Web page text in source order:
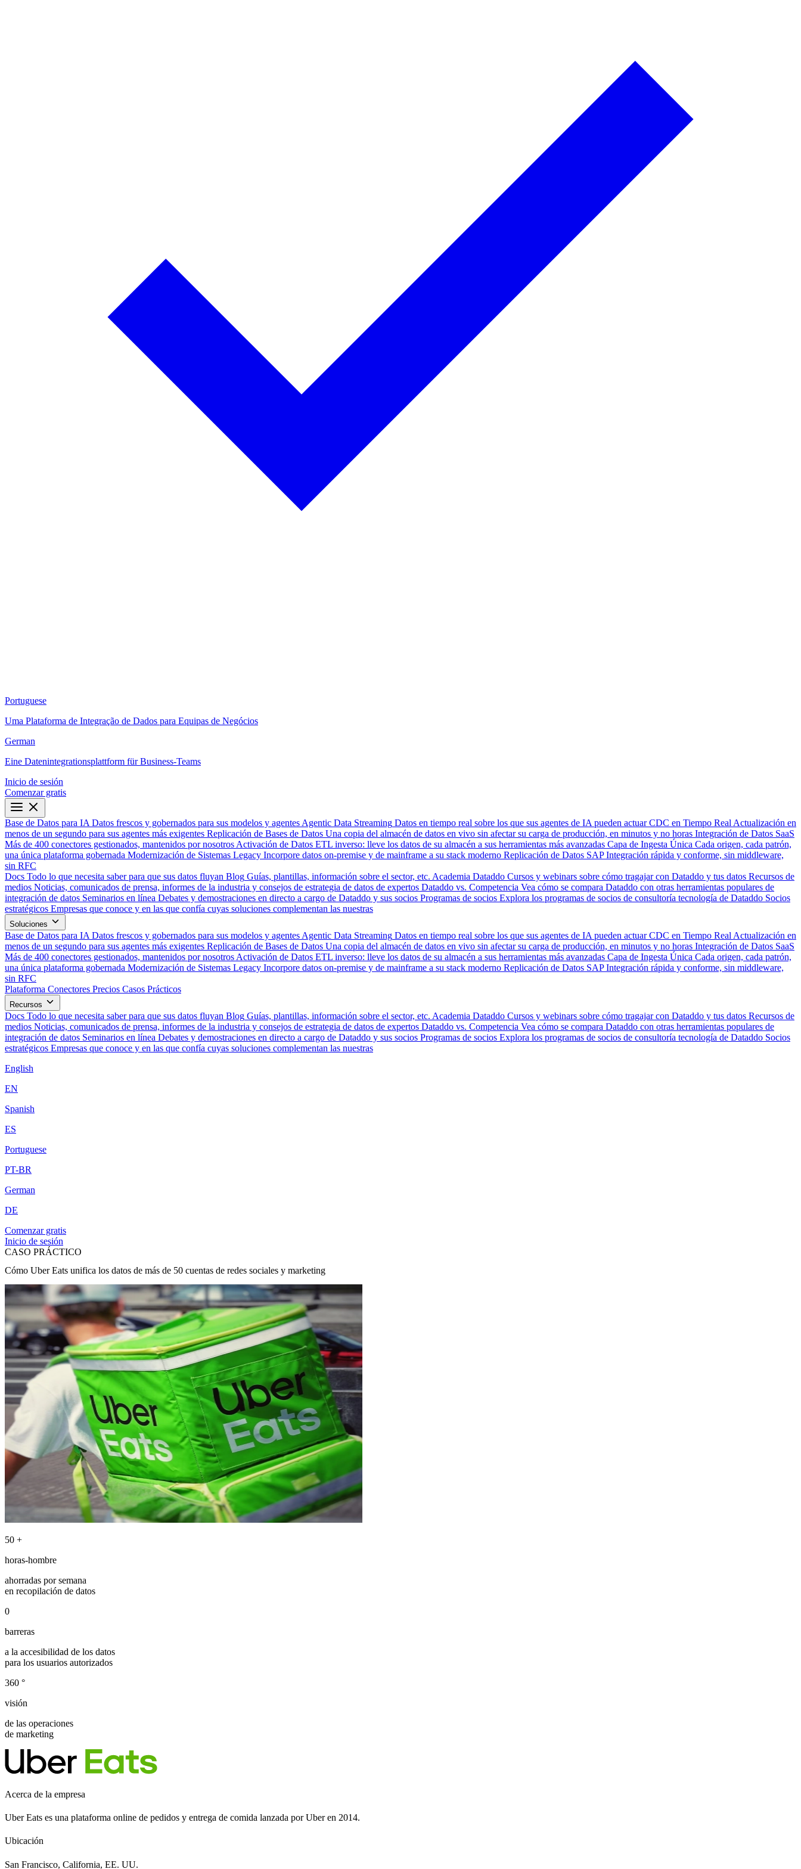
Portuguese
Uma Plataforma de Integração de Dados para Equipas de Negócios
German
Eine Datenintegrationsplattform für Business-Teams
Inicio de sesión
Comenzar gratis
Base de Datos para IA Datos frescos y gobernados para sus modelos y agentes Agentic Data Streaming Datos en tiempo real sobre los que sus agentes de IA pueden actuar CDC en Tiempo Real Actualización en
menos de un segundo para sus agentes más exigentes Replicación de Bases de Datos Una copia del almacén de datos en vivo sin afectar su carga de producción, en minutos y no horas Integración de Datos SaaS
Más de 400 conectores gestionados, mantenidos por nosotros Activación de Datos ETL inverso: lleve los datos de su almacén a sus herramientas más avanzadas Capa de Ingesta Única Cada origen, cada patrón,
una única plataforma gobernada Modernización de Sistemas Legacy Incorpore datos on-premise y de mainframe a su stack moderno Replicación de Datos SAP Integración rápida y conforme, sin middleware,
sin RFC
Docs Todo lo que necesita saber para que sus datos fluyan Blog Guías, plantillas, información sobre el sector, etc. Academia Dataddo Cursos y webinars sobre cómo tragajar con Dataddo y tus datos Recursos de
medios Noticias, comunicados de prensa, informes de la industria y consejos de estrategia de datos de expertos Dataddo vs. Competencia Vea cómo se compara Dataddo con otras herramientas populares de
integración de datos Seminarios en línea Debates y demostraciones en directo a cargo de Dataddo y sus socios Programas de socios Explora los programas de socios de consultoría tecnología de Dataddo Socios
estratégicos Empresas que conoce y en las que confía cuyas soluciones complementan las nuestras
Soluciones
Base de Datos para IA Datos frescos y gobernados para sus modelos y agentes Agentic Data Streaming Datos en tiempo real sobre los que sus agentes de IA pueden actuar CDC en Tiempo Real Actualización en
menos de un segundo para sus agentes más exigentes Replicación de Bases de Datos Una copia del almacén de datos en vivo sin afectar su carga de producción, en minutos y no horas Integración de Datos SaaS
Más de 400 conectores gestionados, mantenidos por nosotros Activación de Datos ETL inverso: lleve los datos de su almacén a sus herramientas más avanzadas Capa de Ingesta Única Cada origen, cada patrón,
una única plataforma gobernada Modernización de Sistemas Legacy Incorpore datos on-premise y de mainframe a su stack moderno Replicación de Datos SAP Integración rápida y conforme, sin middleware,
sin RFC
Plataforma Conectores Precios Casos Prácticos
Recursos
Docs Todo lo que necesita saber para que sus datos fluyan Blog Guías, plantillas, información sobre el sector, etc. Academia Dataddo Cursos y webinars sobre cómo tragajar con Dataddo y tus datos Recursos de
medios Noticias, comunicados de prensa, informes de la industria y consejos de estrategia de datos de expertos Dataddo vs. Competencia Vea cómo se compara Dataddo con otras herramientas populares de
integración de datos Seminarios en línea Debates y demostraciones en directo a cargo de Dataddo y sus socios Programas de socios Explora los programas de socios de consultoría tecnología de Dataddo Socios
estratégicos Empresas que conoce y en las que confía cuyas soluciones complementan las nuestras
English
EN
Spanish
ES
Portuguese
PT-BR
German
DE
Comenzar gratis
Inicio de sesión
CASO PRÁCTICO
Cómo Uber Eats unifica los datos de más de 50 cuentas de redes sociales y marketing
50 +
horas-hombre
ahorradas por semana
en recopilación de datos
0
barreras
a la accesibilidad de los datos
para los usuarios autorizados
360 °
visión
de las operaciones
de marketing
Acerca de la empresa
Uber Eats es una plataforma online de pedidos y entrega de comida lanzada por Uber en 2014.
Ubicación
San Francisco, California, EE. UU.